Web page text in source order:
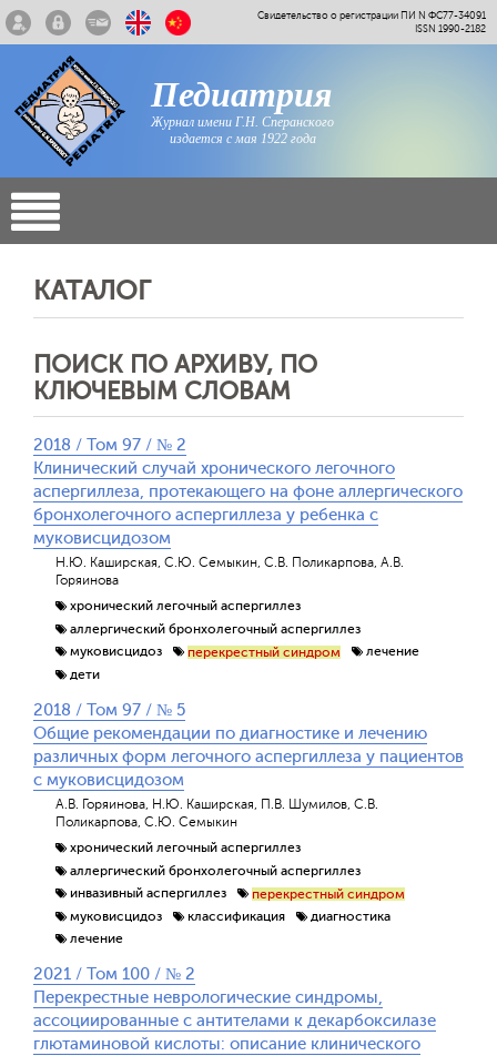
Свидетельство о регистрации ПИ N ФС77-34091
ISSN 1990-2182
Педиатрия
Журнал имени Г.Н. Сперанского
издается с мая 1922 года
КАТАЛОГ
ПОИСК ПО АРХИВУ, ПО
КЛЮЧЕВЫМ СЛОВАМ
2018 / Том 97 / № 2
Клинический случай хронического легочного
аспергиллеза, протекающего на фоне аллергического
бронхолегочного аспергиллеза у ребенка с
муковисцидозом
Н.Ю. Каширская, С.Ю. Семыкин, С.В. Поликарпова, А.В.
Горяинова
хронический легочный аспергиллез
аллергический бронхолегочный аспергиллез
муковисцидоз
перекрестный синдром
лечение
дети
2018 / Том 97 / № 5
Общие рекомендации по диагностике и лечению
различных форм легочного аспергиллеза у пациентов
с муковисцидозом
А.В. Горяинова, Н.Ю. Каширская, П.В. Шумилов, С.В.
Поликарпова, С.Ю. Семыкин
хронический легочный аспергиллез
аллергический бронхолегочный аспергиллез
инвазивный аспергиллез
перекрестный синдром
муковисцидоз
классификация
диагностика
лечение
2021 / Том 100 / № 2
Перекрестные неврологические синдромы,
ассоциированные с антителами к декарбоксилазе
глютаминовой кислоты: описание клинического